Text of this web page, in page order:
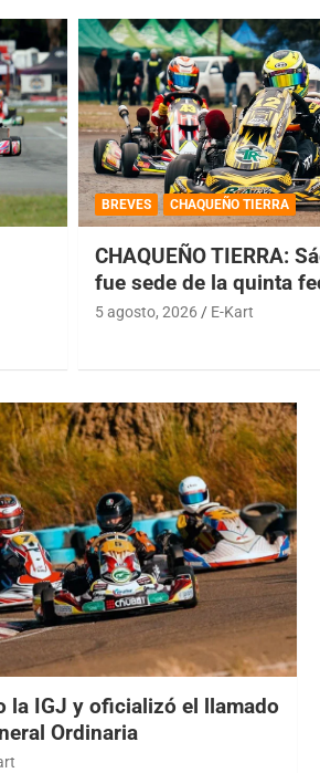
BREVES CHAQUEÑO TIERRA
CHAQUEÑO TIERRA:
fue sede de la quinta
5 agosto, 2026 E-Kart
la IGJ y oficializó el llamado
Ordinaria